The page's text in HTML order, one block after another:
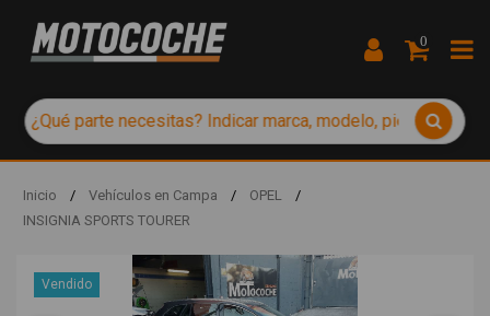
0
Inicio / Vehículos en Campa / OPEL
/
INSIGNIA SPORTS TOURER
Vendido